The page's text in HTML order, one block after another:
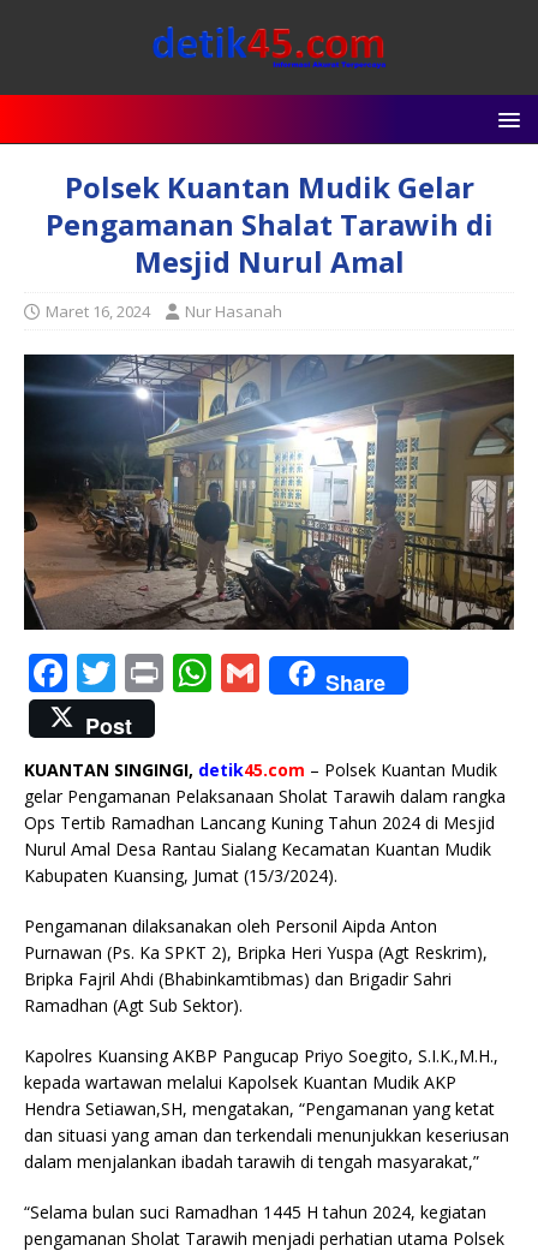
Polsek Kuantan Mudik Gelar
Pengamanan Shalat Tarawih di
Mesjid Nurul Amal
Maret 16, 2024 Nur Hasanah
F
a
c
e
b
o
k
T
w
it
te
r
P
t
W
at
s
A
p
G
m
l
Share
Post
KUANTAN SINGINGI, detik45.com – Polsek Kuantan Mudik
gelar Pengamanan Pelaksanaan Sholat Tarawih dalam rangka
Ops Tertib Ramadhan Lancang Kuning Tahun 2024 di Mesjid
Nurul Amal Desa Rantau Sialang Kecamatan Kuantan Mudik
Kabupaten Kuansing, Jumat (15/3/2024).
Pengamanan dilaksanakan oleh Personil Aipda Anton
Purnawan (Ps. Ka SPKT 2), Bripka Heri Yuspa (Agt Reskrim),
Bripka Fajril Ahdi (Bhabinkamtibmas) dan Brigadir Sahri
Ramadhan (Agt Sub Sektor).
Kapolres Kuansing AKBP Pangucap Priyo Soegito, S.I.K.,M.H.,
kepada wartawan melalui Kapolsek Kuantan Mudik AKP
Hendra Setiawan,SH, mengatakan, “Pengamanan yang ketat
dan situasi yang aman dan terkendali menunjukkan keseriusan
dalam menjalankan ibadah tarawih di tengah masyarakat,”
“Selama bulan suci Ramadhan 1445 H tahun 2024, kegiatan
pengamanan Sholat Tarawih menjadi perhatian utama Polsek